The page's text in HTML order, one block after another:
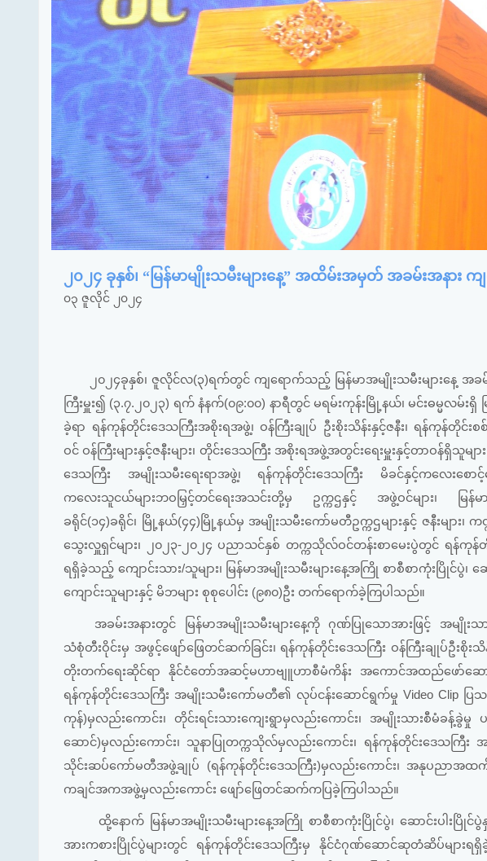
၂၀၂၄ ခုနှစ်၊ “မြန်မာမျိုးသမီးများနေ့” အထိမ်းအမှတ် အခမ်းအနား
၀၃ ဇူလိုင် ၂၀၂၄
၂၀၂၄ခုနှစ်၊ ဇူလိုင်လ(၃)ရက်တွင် ကျရောက်သည့် မြန်မာအမျိုးသမီးများနေ့ အခ
ကြီးမှူး၍ (၃.၇.၂၀၂၃) ရက် နံနက်(၀၉:၀၀) နာရီတွင် မရမ်းကုန်းမြို့နယ်၊ မင်းဓမ္မလမ်းရှိ
ခဲ့ရာ ရန်ကုန်တိုင်းဒေသကြီးအစိုးရအဖွဲ့၊ ဝန်ကြီးချုပ် ဦးစိုးသိန်းနှင့်ဇနီး၊ ရန်ကုန်တိုင်း
ဝင် ဝန်ကြီးများနှင့်ဇနီးများ၊ တိုင်းဒေသကြီး အစိုးရအဖွဲ့အတွင်းရေးမှူးနှင့်တာဝန်ရှိသူမ
ဒေသကြီး အမျိုးသမီးရေးရာအဖွဲ့၊ ရန်ကုန်တိုင်းဒေသကြီး မိခင်နှင့်ကလေးစောင့်
ကလေးသူငယ်များဘဝမြှင့်တင်ရေးအသင်းတို့မှ ဥက္ကဌနှင့် အဖွဲ့ဝင်များ၊ မြန်မာ
ခရိုင်(၁၄)ခရိုင်၊ မြို့နယ်(၄၄)မြို့နယ်မှ အမျိုးသမီးကော်မတီဥက္ကဌများနှင့် ဇနီးများ၊
သွေးလှူရှင်များ၊ ၂၀၂၃-၂၀၂၄ ပညာသင်နှစ် တက္ကသိုလ်ဝင်တန်းစာမေးပွဲတွင် ရ
ရရှိခဲ့သည့် ကျောင်းသား/သူများ၊ မြန်မာအမျိုးသမီးများနေ့အကြို စာစီစာကုံးပြိုင်ပွဲ၊
ကျောင်းသူများနှင့် မိဘများ စုစုပေါင်း (၉၈၀)ဦး တက်ရောက်ခဲ့ကြပါသည်။
အခမ်းအနားတွင် မြန်မာအမျိုးသမီးများနေ့ကို ဂုဏ်ပြုသောအားဖြင့် အမျို
သံစုံတီးဝိုင်းမှ အဖွင့်ဖျော်ဖြေတင်ဆက်ခြင်း၊ ရန်ကုန်တိုင်းဒေသကြီး ဝန်ကြီးချုပ်ဦးစိုးသိန်
တိုးတက်ရေးဆိုင်ရာ နိုင်ငံတော်အဆင့်မဟာဗျူဟာစီမံကိန်း အကောင်အထည်ဖော်ဆောင်ရွ
ရန်ကုန်တိုင်းဒေသကြီး အမျိုးသမီးကော်မတီ၏ လုပ်ငန်းဆောင်ရွက်မှု Video Clip ပြ
ကုန်)မှလည်းကောင်း၊ တိုင်းရင်းသားကျေးရွာမှလည်းကောင်း၊ အမျိုးသားစီမံခန့်
ဆောင်)မှလည်းကောင်း၊ သူနာပြုတက္ကသိုလ်မှလည်းကောင်း၊ ရန်ကုန်တိုင်းဒေသကြီး အ
သိုင်းဆပ်ကော်မတီအဖွဲ့ချုပ် (ရန်ကုန်တိုင်းဒေသကြီး)မှလည်းကောင်း၊ အနုပညာအထက်
ကချင်အကအဖွဲ့မှလည်းကောင်း ဖျော်ဖြေတင်ဆက်ကပြခဲ့ကြပါသည်။
ထို့နောက် မြန်မာအမျိုးသမီးများနေ့အကြို စာစီစာကုံးပြိုင်ပွဲ၊ ဆောင်းပါးပြိုင်ပွဲ
အားကစားပြိုင်ပွဲများတွင် ရန်ကုန်တိုင်းဒေသကြီးမှ နိုင်ငံဂုဏ်ဆောင်ဆုတံဆိပ်များရ